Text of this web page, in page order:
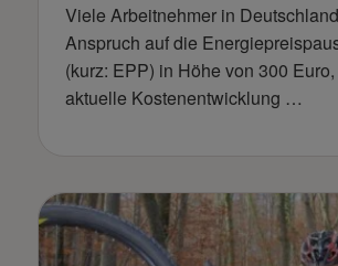
Viele Arbeitnehmer in
Anspruch auf die
(kurz: EPP) in Höhe von 300
aktuelle Kostenentwicklung …